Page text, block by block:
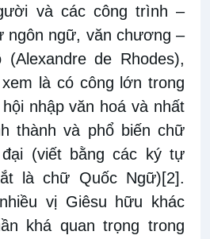
và các công trình –
ngôn ngữ, văn chương –
de Rhodes),
là có công lớn trong
nhập văn hoá và nhất
thành và phổ biến chữ
(viết bằng các ký tự
là chữ Quốc Ngữ)[2].
vị Giêsu hữu khác
khá quan trọng trong